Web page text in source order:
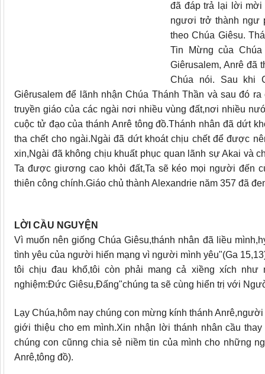
đã đáp trả lại lời mời
ngươi trở thành ngư
theo Chúa Giêsu.
Tin Mừng của
Giêrusalem, Anrê đã
Chúa nói. Sau khi
Giêrusalem để lãnh nhận Chúa Thánh Thần và sau đó
truyền giáo của các ngài nơi nhiều vùng đất,nơi nhiều
cuộc tử đạo của thánh Anrê tông đồ.Thánh nhân đã dứt
tha chết cho ngài.Ngài đã dứt khoát chịu chết để được
xin,Ngài đã không chịu khuất phục quan lãnh sự Akai và
Ta được giương cao khỏi đất,Ta sẽ kéo mọi người đến
thiên công chính.Giáo chủ thành Alexandrie năm 357 đã
LỜI CẦU NGUYỆN
Vì muốn nên giống Chúa Giêsu,thánh nhân đã liều
tình yêu của người hiến mạng vì người mình yêu"(Ga
tôi chịu đau khổ,tôi còn phải mang cả xiềng xích
nghiệm:Ðức Giêsu,Ðấng"chúng ta sẽ cùng hiển trị với
Lạy Chúa,hôm nay chúng con mừng kính thánh
giới thiệu cho em mình.Xin nhận lời thánh nhân cầu
chúng con cũnng chia sẻ niềm tin của mình cho những
Anrê,tông đồ).